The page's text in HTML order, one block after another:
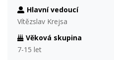
Hlavní vedoucí
Vítězslav Krejsa
Věková skupina
7-15 let